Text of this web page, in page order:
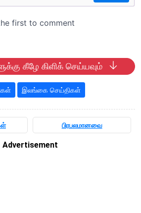
கீழே கிளிக் செய்யவும்
இலங்கை செய்திகள்
பிரபலமானவை
Advertisement